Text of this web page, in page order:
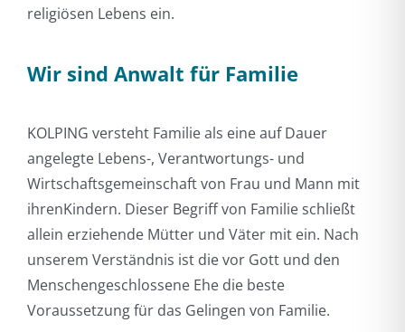
religiösen Lebens ein.
Wir sind Anwalt für Familie
KOLPING versteht Familie als eine auf Dauer
angelegte Lebens-, Verantwortungs- und
Wirtschaftsgemeinschaft von Frau und Mann mit
ihrenKindern. Dieser Begriff von Familie schließt
allein erziehende Mütter und Väter mit ein. Nach
unserem Verständnis ist die vor Gott und den
Menschengeschlossene Ehe die beste
Voraussetzung für das Gelingen von Familie.